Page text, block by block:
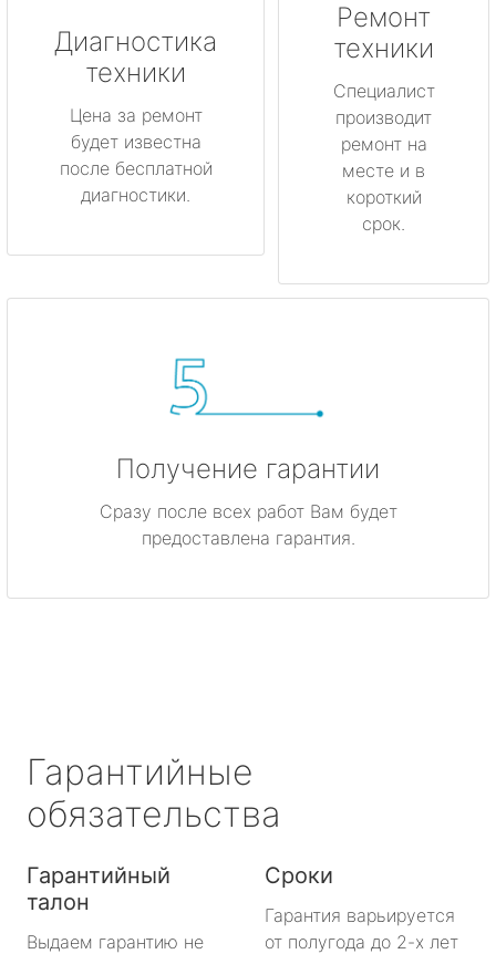
Диагностика
техники
Цена за ремонт
будет известна
после бесплатной
диагностики.
Ремонт
техники
Специалист
производит
ремонт на
месте и в
короткий
срок.
Получение гарантии
Сразу после всех работ Вам будет
предоставлена гарантия.
Гарантийные
обязательства
Гарантийный
талон
Выдаем гарантию не
Сроки
Гарантия варьируется
от полугода до 2-х лет